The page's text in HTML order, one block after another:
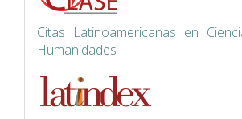
Citas Latinoamericanas en
Humanidades